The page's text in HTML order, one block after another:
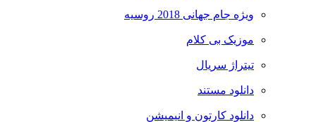
ویژه جام جهانی 2018 روسیه
موزیک بی کلام
تیتراژ سریال
دانلود مستند
دانلود کارتون و انیمیشن